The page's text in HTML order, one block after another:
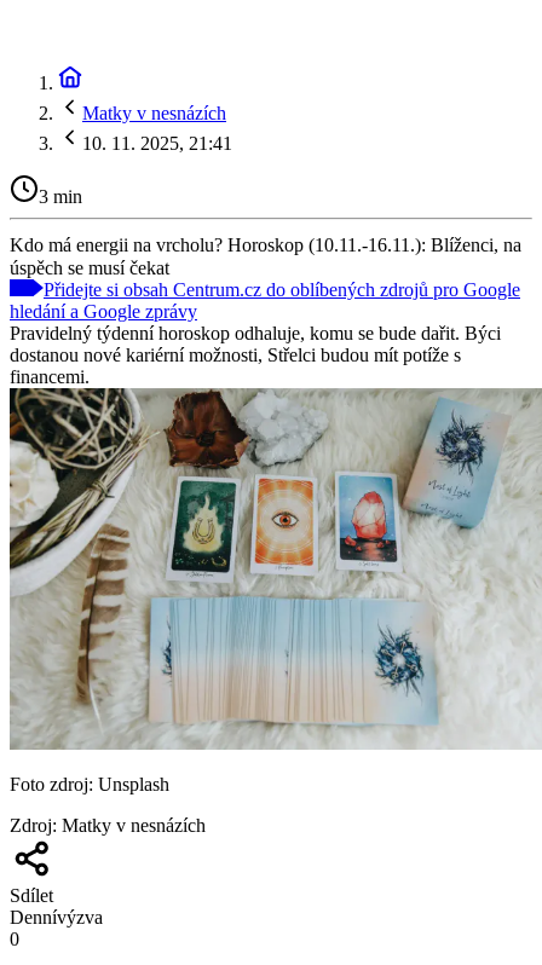
Matky v nesnázích
10. 11. 2025, 21:41
3 min
Kdo má energii na vrcholu? Horoskop (10.11.-16.11.): Blíženci, na
úspěch se musí čekat
Přidejte si obsah Centrum.cz do oblíbených zdrojů pro Google
hledání a Google zprávy
Pravidelný týdenní horoskop odhaluje, komu se bude dařit. Býci
dostanou nové kariérní možnosti, Střelci budou mít potíže s
financemi.
Foto zdroj: Unsplash
Zdroj: Matky v nesnázích
Sdílet
Dennívýzva
0